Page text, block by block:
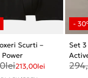
Scurti –
Power
lei213,00lei
Set